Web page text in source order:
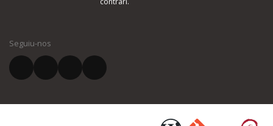
El vostre correu electrònic *
Seguiu-nos